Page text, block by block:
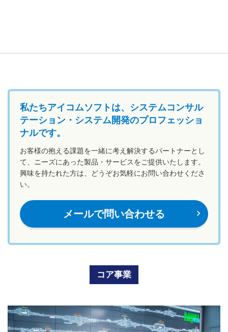
私たちアイコムソフトは、システムコンサル
テーション・システム開発のプロフェッショ
ナルです。
お客様の抱える課題を一緒に考え解決するパートナーとし
て、ニーズにあった製品・サービスをご提供いたします。
興味を持たれた方は、どうぞお気軽にお問い合わせくださ
い。
メールで問い合わせる navigate_next
コア事業